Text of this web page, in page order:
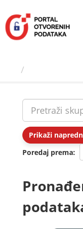
sadržaj
Prikaži
Poredaj prema